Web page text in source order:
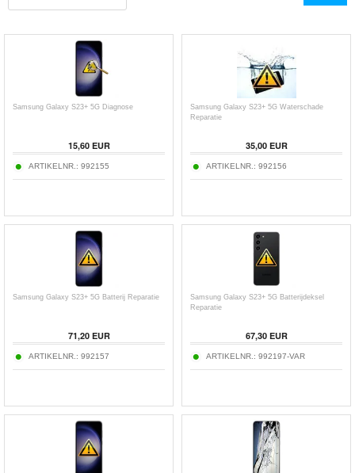
Samsung Galaxy S23+ 5G Diagnose
15,60 EUR
ARTIKELNR.: 992155
Samsung Galaxy S23+ 5G Waterschade
Reparatie
35,00 EUR
ARTIKELNR.: 992156
Samsung Galaxy S23+ 5G Batterij Reparatie
71,20 EUR
ARTIKELNR.: 992157
Samsung Galaxy S23+ 5G Batterijdeksel
Reparatie
67,30 EUR
ARTIKELNR.: 992197-VAR